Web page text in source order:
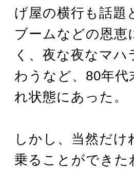
げ屋の横行も話題
ブームなどの恩
く、夜な夜なマ
わうなど、80年
れ状態にあった。
しかし、当然だ
乗ることができ